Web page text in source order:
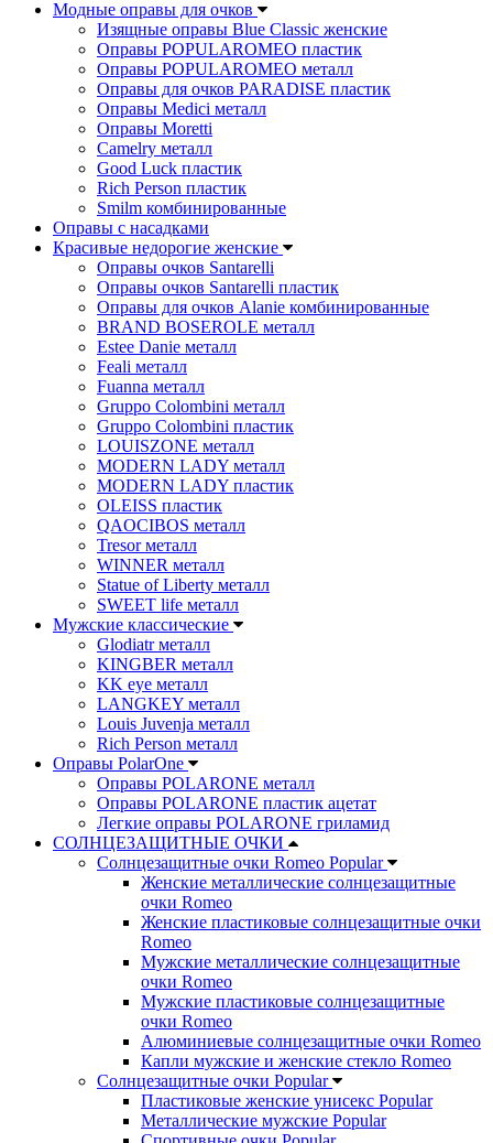
Модные оправы для очков
Изящные оправы Blue Classic женские
Оправы POPULAROMEO пластик
Оправы POPULAROMEO металл
Оправы для очков PARADISE пластик
Оправы Medici металл
Оправы Moretti
Camelry металл
Good Luck пластик
Rich Person пластик
Smilm комбинированные
Оправы с насадками
Красивые недорогие женские
Оправы очков Santarelli
Оправы очков Santarelli пластик
Оправы для очков Alanie комбинированные
BRAND BOSEROLE металл
Estee Danie металл
Feali металл
Fuanna металл
Gruppo Colombini металл
Gruppo Colombini пластик
LOUISZONE металл
MODERN LADY металл
MODERN LADY пластик
OLEISS пластик
QAOCIBOS металл
Tresor металл
WINNER металл
Statue of Liberty металл
SWEET life металл
Мужские классические
Glodiatr металл
KINGBER металл
KK eye металл
LANGKEY металл
Louis Juvenja металл
Rich Person металл
Оправы PolarOne
Оправы POLARONE металл
Оправы POLARONE пластик ацетат
Легкие оправы POLARONE гриламид
СОЛНЦЕЗАЩИТНЫЕ ОЧКИ
Солнцезащитные очки Romeo Popular
Женские металлические солнцезащитные
очки Romeo
Женские пластиковые солнцезащитные очки
Romeo
Мужские металлические солнцезащитные
очки Romeo
Мужские пластиковые солнцезащитные
очки Romeo
Алюминиевые солнцезащитные очки Romeo
Капли мужские и женские стекло Romeo
Солнцезащитные очки Popular
Пластиковые женские унисекс Popular
Металлические мужские Popular